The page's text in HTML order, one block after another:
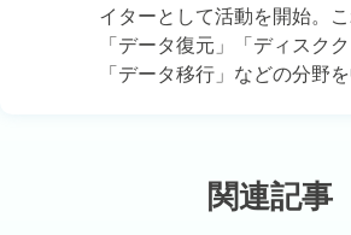
イターとして活動を開始。
「データ復元」「ディスクク
「データ移行」などの分野
が特徴です。最新のソフトウ
から実践的な操作手順まで、
関連記事